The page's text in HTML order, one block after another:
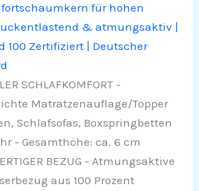
für hohen
& atmungsaktiv |
100 Zertifiziert | Deutscher
SCHLAFKOMFORT -
Matratzenauflage/Topper
Schlafsofas, Boxspringbetten
- Gesamthöhe: ca. 6 cm
BEZUG - Atmungsaktive
aus 100 Prozent